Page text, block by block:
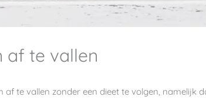
af te vallen
af te vallen zonder een dieet te volgen, namelijk